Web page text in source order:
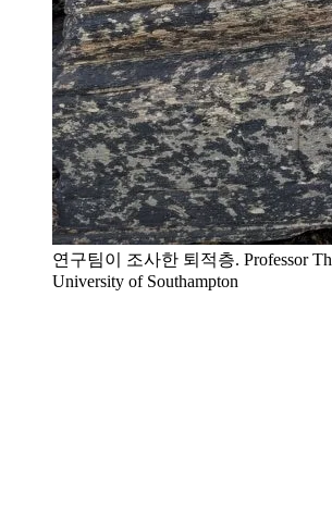
연구팀이 조사한 퇴적층. Professor
University of Southampton